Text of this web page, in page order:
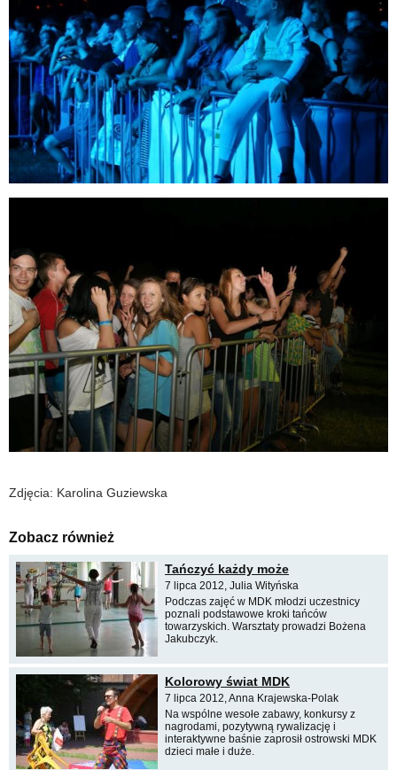
Zdjęcia: Karolina Guziewska
Zobacz również
Tańczyć każdy może
7 lipca 2012, Julia Wityńska
Podczas zajęć w MDK młodzi uczestnicy
poznali podstawowe kroki tańców
towarzyskich. Warsztaty prowadzi Bożena
Jakubczyk.
Kolorowy świat MDK
7 lipca 2012, Anna Krajewska-Polak
Na wspólne wesołe zabawy, konkursy z
nagrodami, pozytywną rywalizację i
interaktywne baśnie zaprosił ostrowski MDK
dzieci małe i duże.